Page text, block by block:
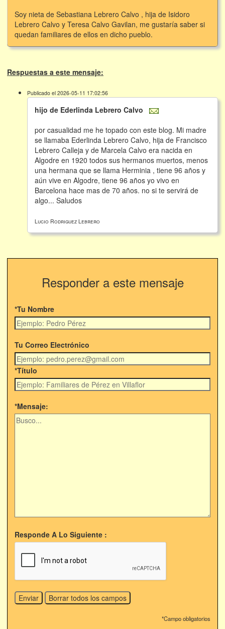
Soy nieta de Sebastiana Lebrero Calvo , hija de Isidoro
Lebrero Calvo y Teresa Calvo Gavilan, me gustaría saber si
quedan familiares de ellos en dicho pueblo.
Respuestas a este mensaje:
Publicado el 2026-05-11 17:02:56
hijo de Ederlinda Lebrero Calvo
por casualidad me he topado con este blog. Mi madre
se llamaba Ederlinda Lebrero Calvo, hija de Francisco
Lebrero Calleja y de Marcela Calvo era nacida en
Algodre en 1920 todos sus hermanos muertos, menos
una hermana que se llama Herminia , tiene 96 años y
aún vive en Algodre, tiene 96 años yo vivo en
Barcelona hace mas de 70 años. no si te servirá de
algo... Saludos
Lucio Rodriguez Lebrero
Responder a este mensaje
*Tu Nombre
Tu Correo Electrónico
*Título
*Mensaje:
Responde A Lo Siguiente :
*Campo obligatorios